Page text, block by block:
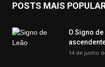
POSTS MAIS
O Signo
14 de junho